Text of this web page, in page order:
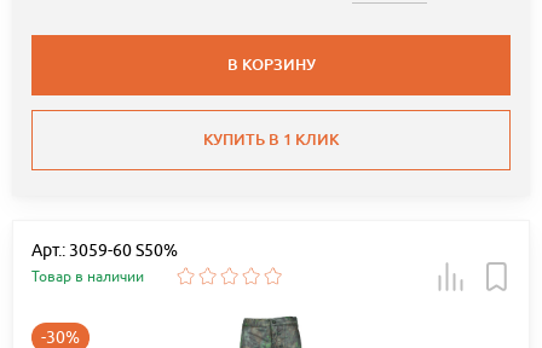
В КОРЗИНУ
КУПИТЬ В 1 КЛИК
Арт.: 3059-60 S50%
Товар в наличии
-30%